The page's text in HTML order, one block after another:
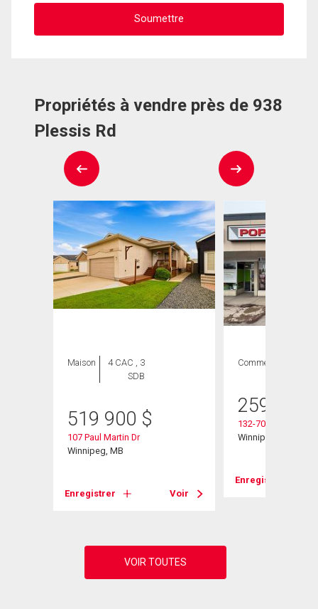
Propriétés à vendre près de 938
Plessis Rd
Maison
4 CAC , 3
SDB
519 900 $
107 Paul Martin Dr
Winnipeg, MB
Enregistrer Voir
Commercial
259 900
132-701 Regent
Winnipeg, MB
Enregistrer